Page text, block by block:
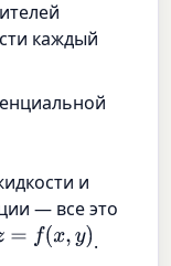
каждый
и
— все это
=f(x ,y)
.